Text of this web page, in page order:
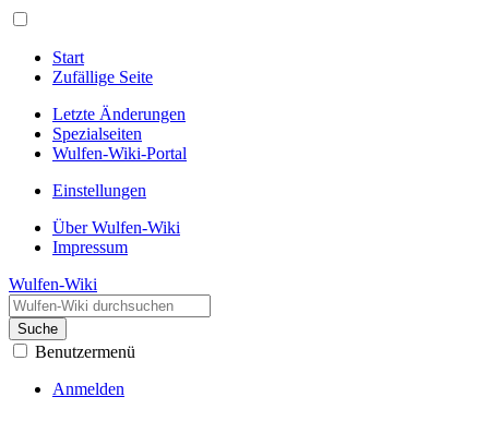
Start
Zufällige Seite
Letzte Änderungen
Spezialseiten
Wulfen-Wiki-Portal
Einstellungen
Über Wulfen-Wiki
Impressum
Wulfen-Wiki
Suche
Benutzermenü
Anmelden